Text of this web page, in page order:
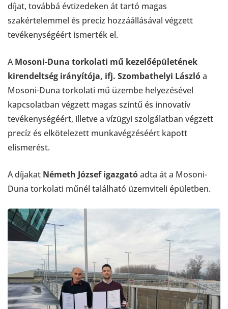
díjat, továbbá évtizedeken át tartó magas
szakértelemmel és precíz hozzáállásával végzett
tevékenységéért ismerték el.
AMosoni-Duna torkolati mű kezelőépületének
kirendeltség irányítója, ifj. Szombathelyi Lászlóa
Mosoni-Duna torkolati mű üzembe helyezésével
kapcsolatban végzett magas szintű és innovatív
tevékenységéért, illetve a vízügyi szolgálatban végzett
precíz és elkötelezett munkavégzéséért kapott
elismerést.
A díjakat Németh József igazgatóadta át a Mosoni-
Duna torkolati műnél található üzemviteli épületben.